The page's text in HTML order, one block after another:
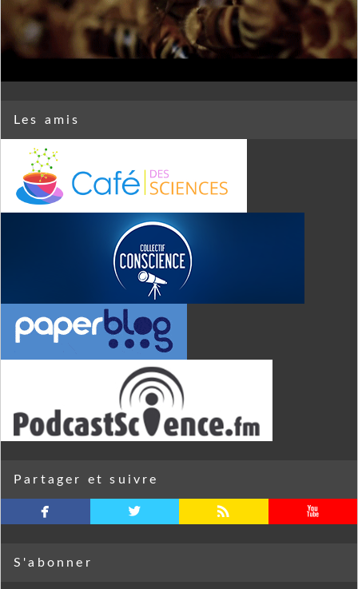
Les amis
Partager et suivre
facebook twitterbird rss youtube
S'abonner